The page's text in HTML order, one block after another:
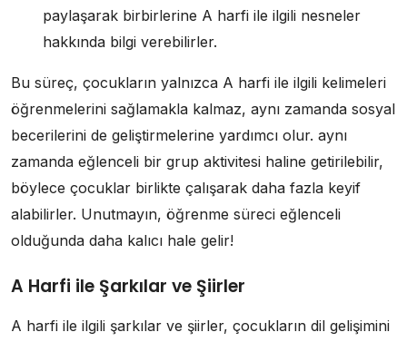
paylaşarak birbirlerine A harfi ile ilgili nesneler
hakkında bilgi verebilirler.
Bu süreç, çocukların yalnızca A harfi ile ilgili kelimeleri
öğrenmelerini sağlamakla kalmaz, aynı zamanda sosyal
becerilerini de geliştirmelerine yardımcı olur. aynı
zamanda eğlenceli bir grup aktivitesi haline getirilebilir,
böylece çocuklar birlikte çalışarak daha fazla keyif
alabilirler. Unutmayın, öğrenme süreci eğlenceli
olduğunda daha kalıcı hale gelir!
A Harfi ile Şarkılar ve Şiirler
A harfi ile ilgili şarkılar ve şiirler, çocukların dil gelişimini